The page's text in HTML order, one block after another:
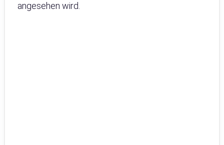
angesehen wird.